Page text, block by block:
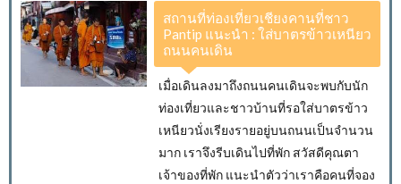
สถานที่ท่องเที่ยวเชียงคานที่ชาว
Pantip แนะนำ : ใส่บาตรข้าวเหนียว
ถนนคนเดิน
เมื่อเดินลงมาถึงถนนคนเดินจะพบกับนัก
ท่องเที่ยวและชาวบ้านที่รอใส่บาตรข้าว
เหนียวนั่งเรียงรายอยู่บนถนนเป็นจำนวน
มาก เราจึงรีบเดินไปที่พัก สวัสดีคุณตา
เจ้าของที่พัก แนะนำตัวว่าเราคือคนที่จอง